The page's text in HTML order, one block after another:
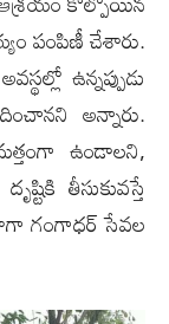
పంపిణీ చేశారు.
ఉన్న‌ప్పుడు
అన్నారు.
ఉండాల‌ని,
తీసుకువ‌స్తే
గంగాధ‌ర్ సేవ‌ల